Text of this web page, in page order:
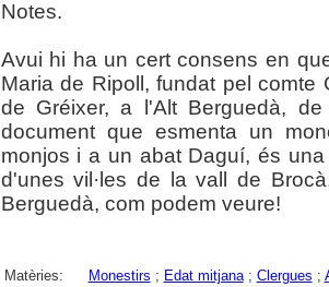
Notes.
Avui hi ha un cert consens en
Maria de Ripoll, fundat pel
de Gréixer, a l'Alt Berguedà,
document que esmenta un
monjos i a un abat Daguí, és
d'unes vil·les de la vall de
Berguedà, com podem veure!
Matèries: Monestirs ; Edat mitjana; Clergues ;